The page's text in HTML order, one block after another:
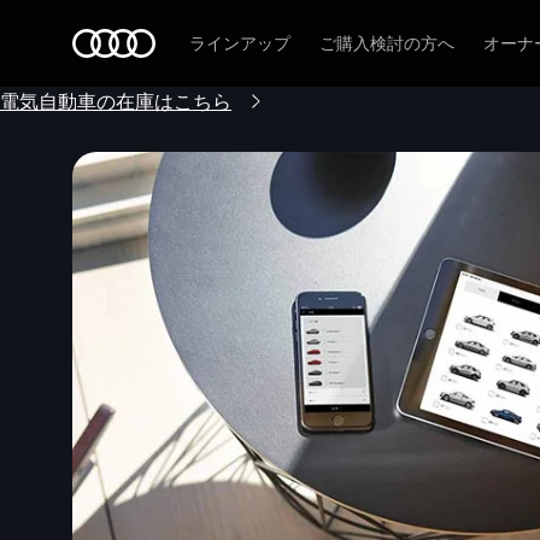
ラインアップ ご購入検討の方へ オーナ
電気自動車の在庫はこちら